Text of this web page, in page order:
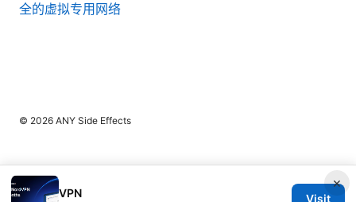
全的虚拟专用网络
×
VPN Visit
© 2026 ANY Side Effects